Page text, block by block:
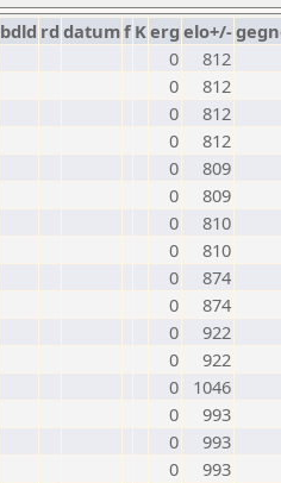
bdld rd datumf Kerg elo+/-
0
812
0
812
0
812
0
812
0
809
0
809
0
810
0
810
0
874
0
874
0
922
0
922
0
1046
0
993
0
993
0
993